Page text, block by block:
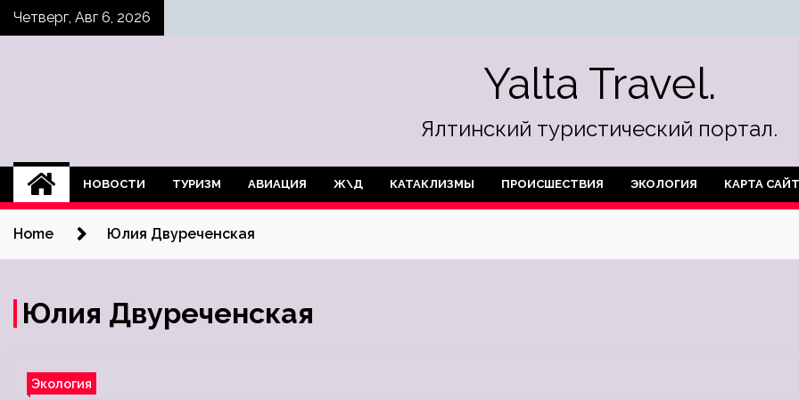
SkipЧетверг, Авг 6, 2026
Yalta Travel.
Ялтинский туристический портал.
НОВОСТИ ТУРИЗМ АВИАЦИЯ Ж\Д КАТАКЛИЗМЫ ПРОИСШЕСТВИЯ ЭКОЛОГИЯ КАРТА
Home Юлия Двуреченская
Юлия Двуреченская
Экология